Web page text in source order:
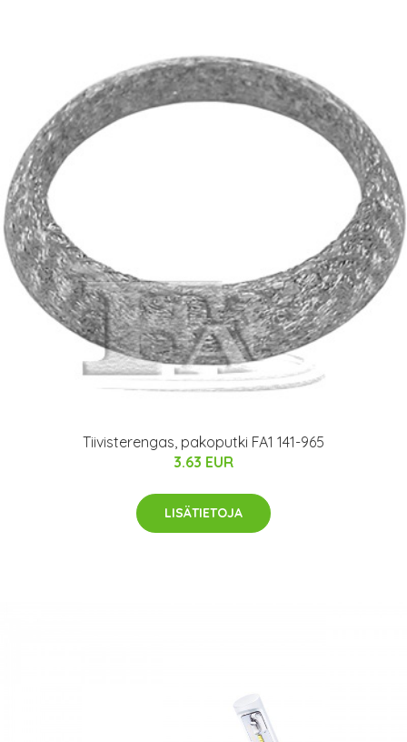
Tiivisterengas, pakoputki FA1 141-965
3.63 EUR
LISÄTIETOJA